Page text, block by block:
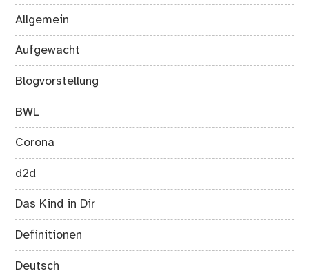
Allgemein
Aufgewacht
Blogvorstellung
BWL
Corona
d2d
Das Kind in Dir
Definitionen
Deutsch